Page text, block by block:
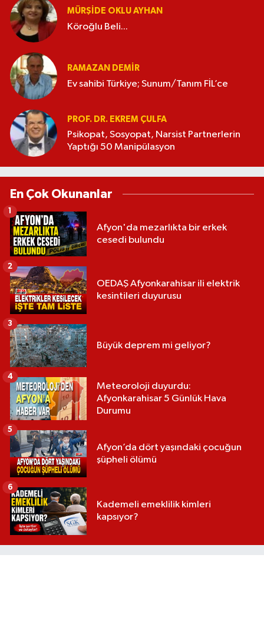
MÜRŞIDE OKLU AYHAN
Köroğlu Beli...
RAMAZAN DEMİR
Ev sahibi Türkiye; Sunum/Tanım FİL’ce
PROF. DR. EKREM ÇULFA
Psikopat, Sosyopat, Narsist Partnerlerin
Yaptığı 50 Manipülasyon
En Çok Okunanlar
Afyon'da mezarlıkta bir erkek
cesedi bulundu
1
OEDAŞ Afyonkarahisar ili elektrik
kesintileri duyurusu
2
Büyük deprem mi geliyor?
3
Meteoroloji duyurdu:
Afyonkarahisar 5 Günlük Hava
Durumu
4
Afyon’da dört yaşındaki çocuğun
şüpheli ölümü
5
Kademeli emeklilik kimleri
kapsıyor?
6